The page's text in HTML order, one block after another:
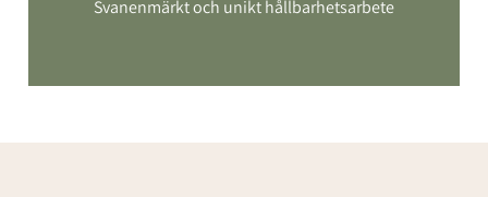
Svanenmärkt och unikt hållbarhetsarbete